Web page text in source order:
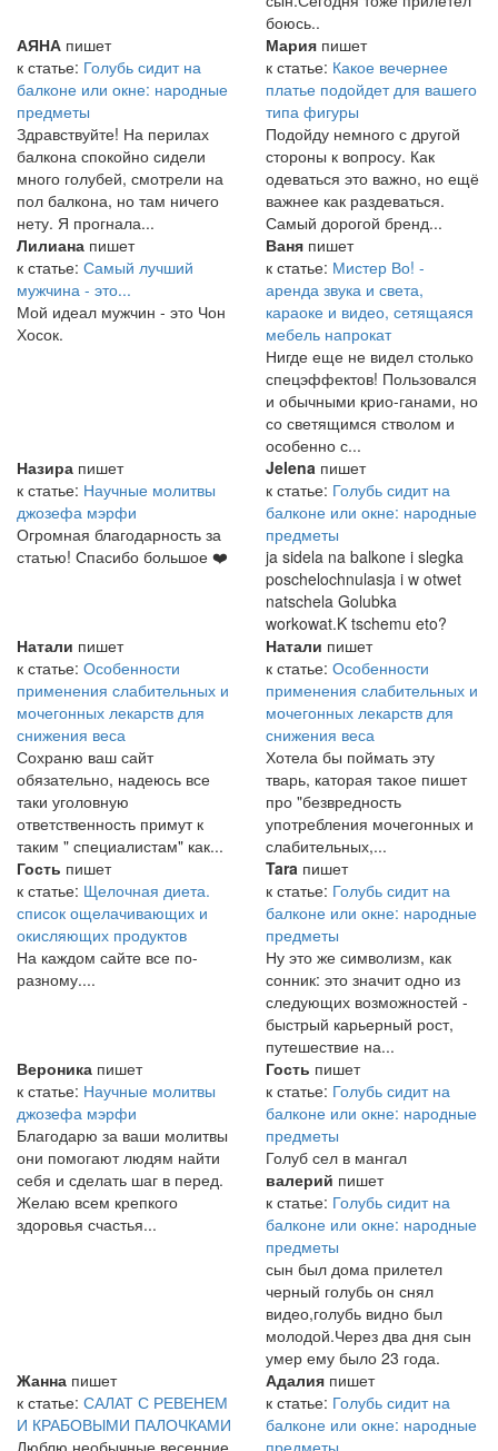
боюсь..
АЯНА пишет
к статье: Голубь сидит на
балконе или окне: народные
предметы
Здравствуйте! На перилах
балкона спокойно сидели
много голубей, смотрели на
пол балкона, но там ничего
нету. Я прогнала...
Мария пишет
к статье: Какое вечернее
платье подойдет для вашего
типа фигуры
Подойду немного с другой
стороны к вопросу. Как
одеваться это важно, но ещё
важнее как раздеваться.
Самый дорогой бренд...
Лилиана пишет
к статье: Самый лучший
мужчина - это...
Мой идеал мужчин - это Чон
Хосок.
Ваня пишет
к статье: Мистер Во! -
аренда звука и света,
караоке и видео, сетящаяся
мебель напрокат
Нигде еще не видел столько
спецэффектов! Пользовался
и обычными крио-ганами, но
со светящимся стволом и
особенно с...
Назира пишет
к статье: Научные молитвы
джозефа мэрфи
Огромная благодарность за
статью! Спасибо большое ❤️
Jelena пишет
к статье: Голубь сидит на
балконе или окне: народные
предметы
ja sidela na balkone i slegka
poschelochnulasja i w otwet
natschela Golubka
workowat.K tschemu eto?
Натали пишет
к статье: Особенности
применения слабительных и
мочегонных лекарств для
снижения веса
Сохраню ваш сайт
обязательно, надеюсь все
таки уголовную
ответственность примут к
таким " специалистам" как...
Натали пишет
к статье: Особенности
применения слабительных и
мочегонных лекарств для
снижения веса
Хотела бы поймать эту
тварь, каторая такое пишет
про "безвредность
употребления мочегонных и
слабительных,...
Гость пишет
к статье: Щелочная диета.
список ощелачивающих и
окисляющих продуктов
На каждом сайте все по-
разному....
Tara пишет
к статье: Голубь сидит на
балконе или окне: народные
предметы
Ну это же символизм, как
сонник: это значит одно из
следующих возможностей -
быстрый карьерный рост,
путешествие на...
Вероника пишет
к статье: Научные молитвы
джозефа мэрфи
Благодарю за ваши молитвы
они помогают людям найти
себя и сделать шаг в перед.
Желаю всем крепкого
здоровья счастья...
Гость пишет
к статье: Голубь сидит на
балконе или окне: народные
предметы
Голуб сел в мангал
валерий пишет
к статье: Голубь сидит на
балконе или окне: народные
предметы
сын был дома прилетел
черный голубь он снял
видео,голубь видно был
молодой.Через два дня сын
умер ему было 23 года.
Жанна пишет
к статье: САЛАТ С РЕВЕНЕМ
И КРАБОВЫМИ ПАЛОЧКАМИ
Адалия пишет
к статье: Голубь сидит на
балконе или окне: народные